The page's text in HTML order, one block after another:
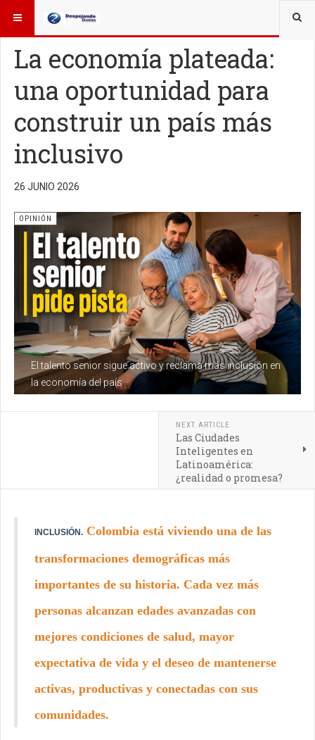
ESTÁ AQUÍ: OTROS TEMAS
La economía plateada:
una oportunidad para
construir un país más
inclusivo
26 JUNIO 2026
El talento senior sigue activo y reclama más inclusión en
la economía del país
OPINIÓN
NEXT ARTICLE
Las Ciudades
Inteligentes en
Latinoamérica:
¿realidad o promesa?
INCLUSIÓN. Colombia está viviendo una de las
transformaciones demográficas más
importantes de su historia. Cada vez más
personas alcanzan edades avanzadas con
mejores condiciones de salud, mayor
expectativa de vida y el deseo de mantenerse
activas, productivas y conectadas con sus
comunidades.